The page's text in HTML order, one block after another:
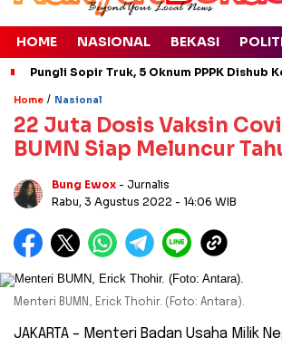
HOME NASIONAL BEKASI
Pungli Sopir Truk, 5 Oknum PPPK Dishub
Home / Nasional
22 Juta Dosis Vaksin
BUMN Siap Meluncur
Bung Ewox - Jurnalis
Rabu, 3 Agustus 2022 - 14:06 WIB
Menteri BUMN, Erick Thohir. (Foto: Antara).
JAKARTA – Menteri Badan Usaha Milik